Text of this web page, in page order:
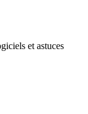
et astuces